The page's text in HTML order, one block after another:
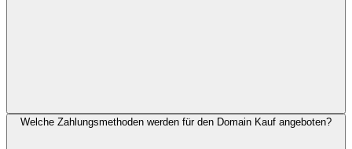
Welche Zahlungsmethoden werden für den Domain Kauf angeboten?